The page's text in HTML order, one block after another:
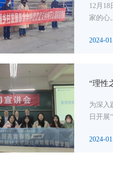
12月
家的心
2024-
“理性
为深入
日开展
2024-